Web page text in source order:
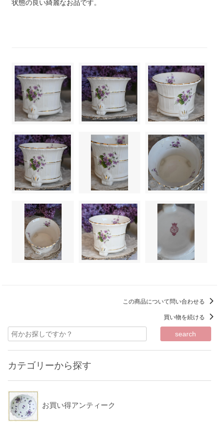
状態の良い綺麗なお品です。
この商品について問い合わせる
買い物を続ける
カテゴリーから探す
お買い得アンティーク